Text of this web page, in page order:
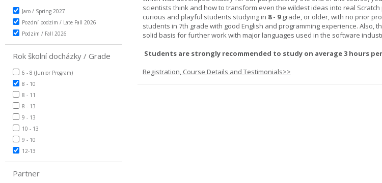
Jaro / Spring 2027
Pozdní podzim / Late Fall 2026
Podzim / Fall 2026
Rok školní docházky / Grade
6 - 8 (Junior Program)
8 - 10
8 - 11
8 - 13
9 - 13
10 - 13
9 - 10
12-13
Partner
scientists think and how to transform even the wildest ideas into real
curious and playful students studying in 8 - 9grade, or older, with no prior
students in 7th grade with good English and programming experience. Also,
solid basis for further work with major languages used in the software
Students are strongly recommended to study on average 3 hours
Registration, Course Details and Testimonials>>